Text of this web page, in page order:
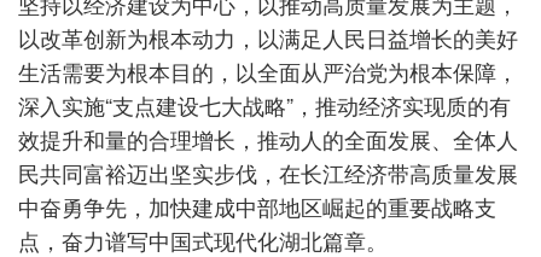
以改革创新为根本动力，以满足人民日益增长的美好
生活需要为根本目的，以全面从严治党为根本保障，
深入实施“支点建设七大战略”，推动经济实现质的有
效提升和量的合理增长，推动人的全面发展、全体人
民共同富裕迈出坚实步伐，在长江经济带高质量发展
中奋勇争先，加快建成中部地区崛起的重要战略支
点，奋力谱写中国式现代化湖北篇章。